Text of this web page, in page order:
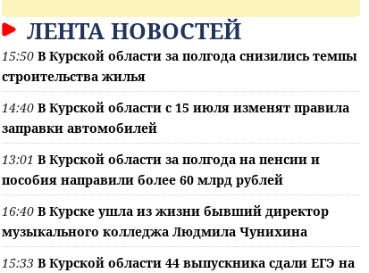
ЛЕНТА НОВОСТЕЙ
15:50 В Курской области за полгода снизились темпы
строительства жилья
14:40 В Курской области с 15 июля изменят правила
заправки автомобилей
13:01 В Курской области за полгода на пенсии и
пособия направили более 60 млрд рублей
16:40 В Курске ушла из жизни бывший директор
музыкального колледжа Людмила Чунихина
15:33 В Курской области 44 выпускника сдали ЕГЭ на